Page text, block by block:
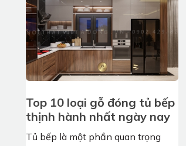
Top 10 loại gỗ đóng tủ bếp
thịnh hành nhất ngày nay
Tủ bếp là một phần quan trọng